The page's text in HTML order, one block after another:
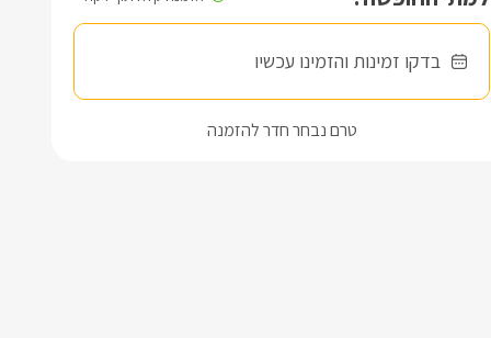
בדקו זמינות והזמינו עכשיו
טרם נבחר חדר להזמנה